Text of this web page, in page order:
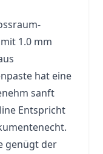
1.0 mm
hat eine
sanft
Entspricht
genügt der